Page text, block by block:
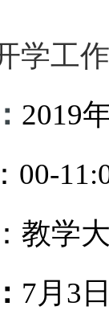
学工
2019
00-
：教学
7月3